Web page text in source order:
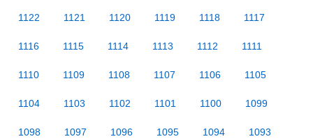
1122 1121 1120 1119 1118 1117
1116 1115 1114 1113 1112 1111
1110 1109 1108 1107 1106 1105
1104 1103 1102 1101 1100 1099
1098 1097 1096 1095 1094 1093